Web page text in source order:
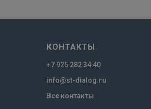
КОНТАКТЫ
+7 925 282 34 40
info@st-dialog.ru
Все контакты